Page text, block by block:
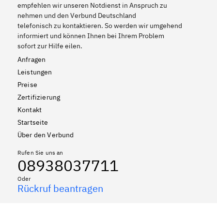
empfehlen wir unseren Notdienst in Anspruch zu
nehmen und den Verbund Deutschland
telefonisch zu kontaktieren. So werden wir umgehend
informiert und können Ihnen bei Ihrem Problem
sofort zur Hilfe eilen.
Anfragen
Leistungen
Preise
Zertifizierung
Kontakt
Startseite
Über den Verbund
Rufen Sie uns an
08938037711
Oder
Rückruf beantragen